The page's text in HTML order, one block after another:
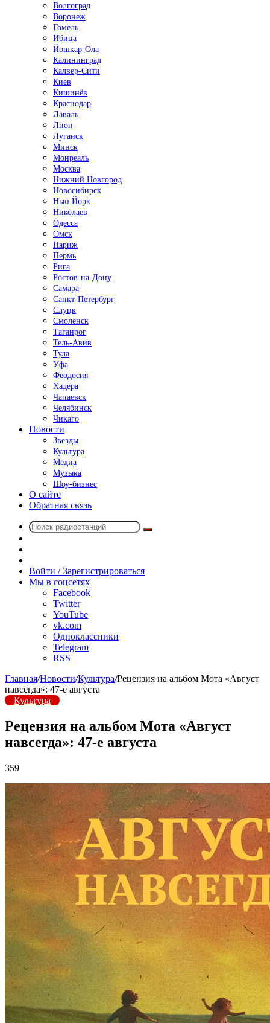
Волгоград
Воронеж
Гомель
Ибица
Йошкар-Ола
Калининград
Калвер-Сити
Киев
Кишинёв
Краснодар
Лаваль
Лион
Луганск
Минск
Монреаль
Москва
Нижний Новгород
Новосибирск
Нью-Йорк
Николаев
Одесса
Омск
Париж
Пермь
Рига
Ростов-на-Дону
Самара
Санкт-Петербург
Слуцк
Смоленск
Таганрог
Тель-Авив
Тула
Уфа
Феодосия
Хадера
Чапаевск
Челябинск
Чикаго
Новости
Звезды
Культура
Медиа
Музыка
Шоу-бизнес
О сайте
Обратная связь
Поиск
радио
Войти / Зарегистрироваться
Мы в соцсетях
Facebook
Twitter
YouTube
vk.com
Одноклассники
Telegram
RSS
Главная/Новости/Культура/Рецензия на альбом Мота «Август
навсегда»: 47-е августа
Культура
Рецензия на альбом Мота «Август
навсегда»: 47-е августа
359